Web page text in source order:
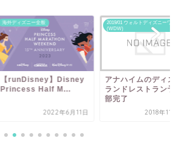
海外ディズニー全般
【runDisney】Disney
Princess Half M...
2022年6月11日
2019/01 ウォルトディズニーワー
(WDW)
アナハイムのディズ
ランドレストラン予
部完了
2018年11